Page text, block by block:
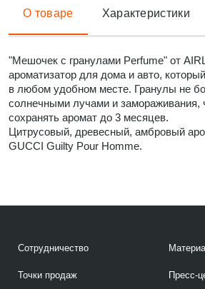
О товаре Характеристики
"Мешочек с гранулами Perfume" от
ароматизатор для дома и авто,
в любом удобном месте. Гранулы не
солнечными лучами и замораживания,
сохранять аромат до 3 месяцев.
Цитрусовый, древесный, амбровый
GUCCI Guilty Pour Homme.
Сотрудничество
Точки продаж Пресс-